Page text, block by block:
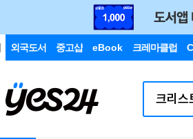
외국도서 중고샵 eBook 크레마클럽